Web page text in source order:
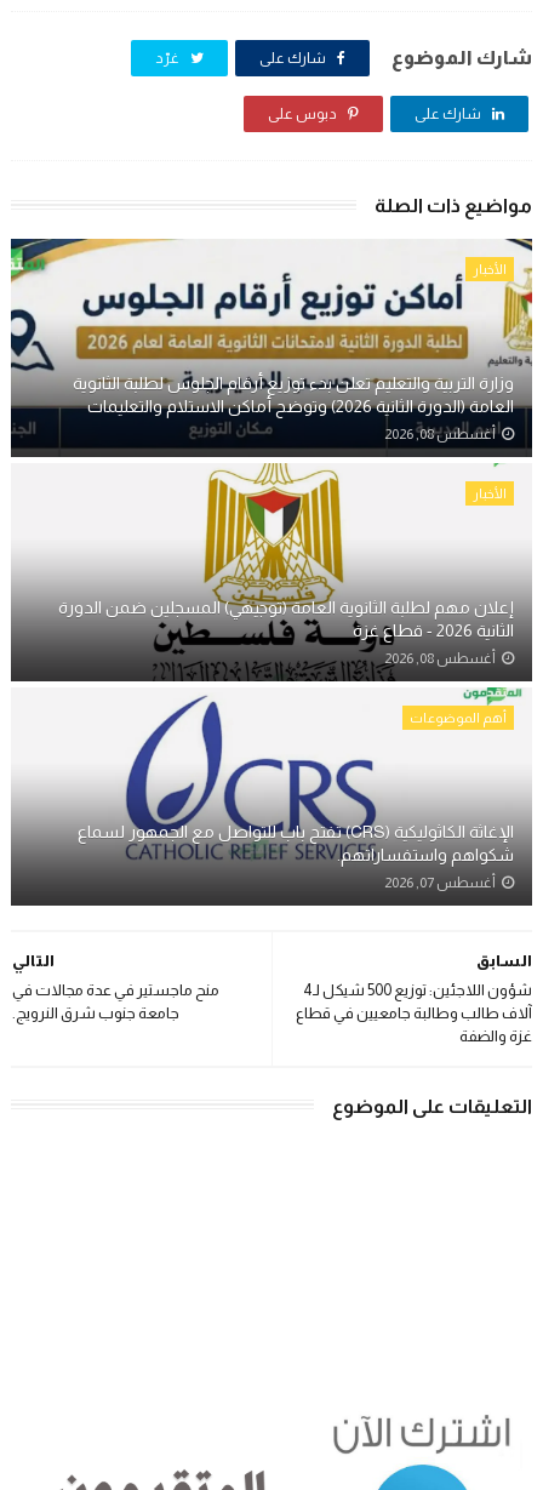
شارك الموضوع شارك على غرّد
شارك على دبوس على
مواضيع ذات الصلة
الأخبار
وزارة التربية والتعليم تعلن بدء توزيع أرقام الجلوس لطلبة الثانوية
العامة (الدورة الثانية 2026) وتوضح أماكن الاستلام والتعليمات
أغسطس 08, 2026
الأخبار
إعلان مهم لطلبة الثانوية العامة (توجيهي) المسجلين ضمن الدورة
الثانية 2026 - قطاع غزة
أغسطس 08, 2026
أهم الموضوعات
الإغاثة الكاثوليكية (CRS) تفتح باب للتواصل مع الجمهور لسماع
شكواهم واستفساراتهم.
أغسطس 07, 2026
التالي
منح ماجستير في عدة مجالات في
جامعة جنوب شرق النرويج.
السابق
شؤون اللاجئين: توزيع 500 شيكل لـ4
آلاف طالب وطالبة جامعيين في قطاع
غزة والضفة
التعليقات على الموضوع